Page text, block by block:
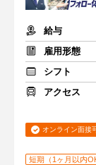
給与
雇用形態
シフト
アクセス
オンライン面接
短期（1ヶ月以内